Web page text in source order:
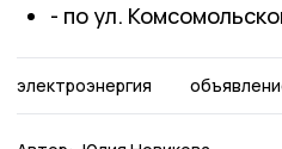
- по ул.
электроэнергия